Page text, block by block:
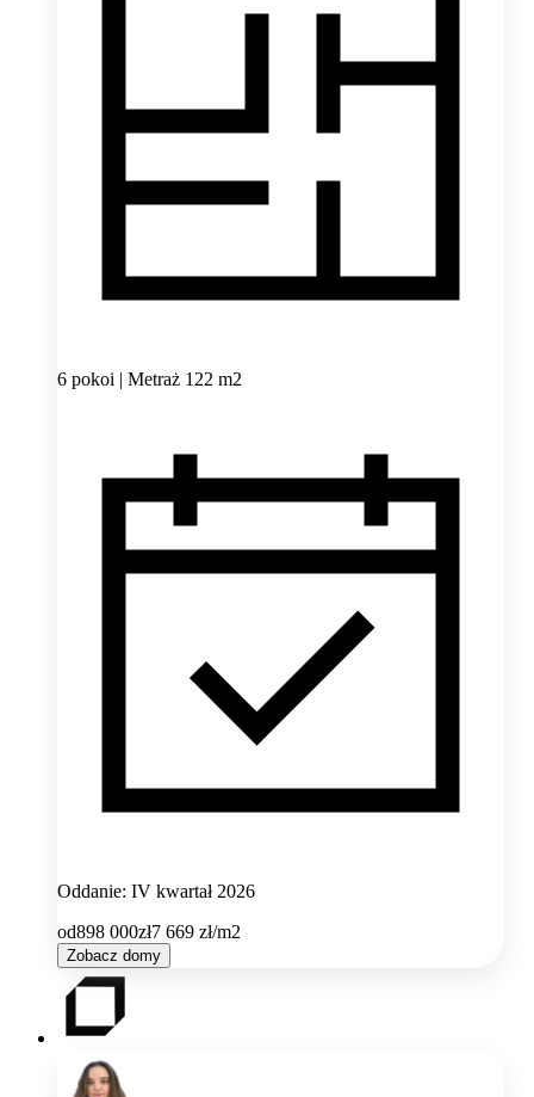
6 pokoi | Metraż 122 m2
Oddanie: IV kwartał 2026
od898 000zł7 669 zł/m2
Zobacz domy